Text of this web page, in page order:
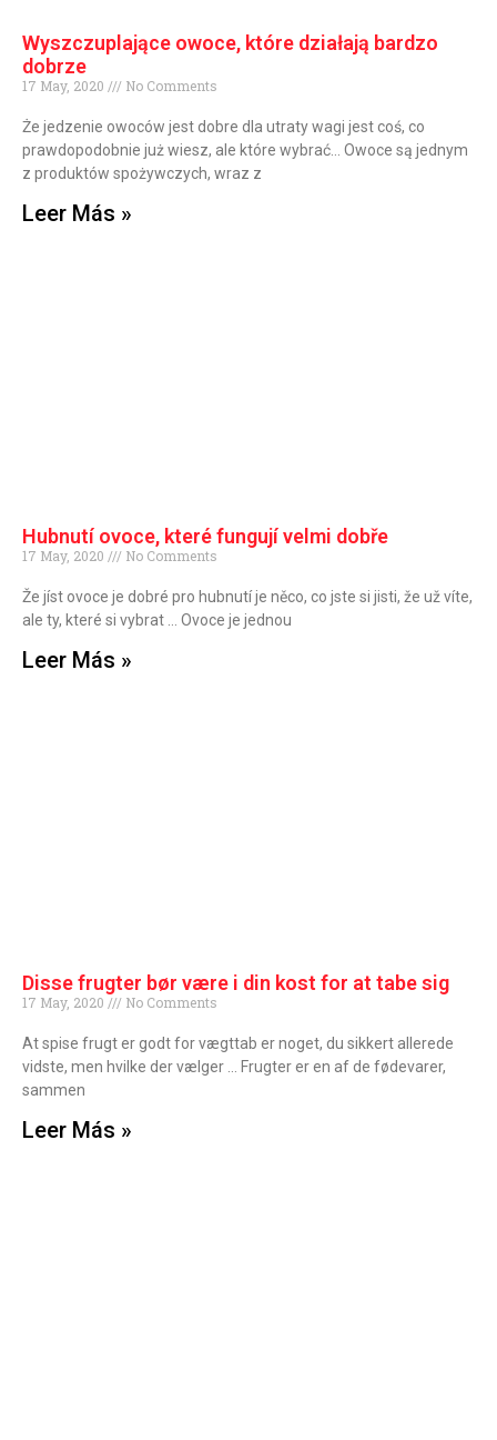
Wyszczuplające owoce, które działają bardzo
dobrze
17 May, 2020 No Comments
Że jedzenie owoców jest dobre dla utraty wagi jest coś, co
prawdopodobnie już wiesz, ale które wybrać… Owoce są jednym
z produktów spożywczych, wraz z
Leer Más »
Hubnutí ovoce, které fungují velmi dobře
17 May, 2020 No Comments
Že jíst ovoce je dobré pro hubnutí je něco, co jste si jisti, že už víte,
ale ty, které si vybrat … Ovoce je jednou
Leer Más »
Disse frugter bør være i din kost for at tabe sig
17 May, 2020 No Comments
At spise frugt er godt for vægttab er noget, du sikkert allerede
vidste, men hvilke der vælger … Frugter er en af de fødevarer,
sammen
Leer Más »